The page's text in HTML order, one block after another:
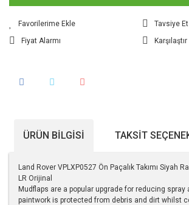
Tavsiye Et
Fiyat Alarmı
Karşılaştır
ÜRÜN BILGISI TAKSIT
Land Rover VPLXP0527 Ön Paçalık Takımı Siyah
LR Orijinal
Mudflaps are a popular upgrade for reducing spray
paintwork is protected from debris and dirt whilst